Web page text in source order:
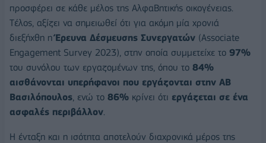
προσφέρει σε κάθε μέλος της ΑλφαΒητικής οικογένειας.
Tέλος, αξίζει να σημειωθεί ότι για ακόμη μία χρονιά
διεξήχθη ηΈρευνα Δέσμευσης Συνεργατών (Associate
Engagement Survey 2023), στην οποία συμμετείχε το 97%
του συνόλου των εργαζομένων της, όπου το 84%
αισθάνονται υπερήφανοι που εργάζονται στην ΑΒ
Βασιλόπουλος, ενώ το 86% κρίνει ότι εργάζεται σε ένα
ασφαλές περιβάλλον.
Η ένταξη και η ισότητα αποτελούν διαχρονικά μέρος της